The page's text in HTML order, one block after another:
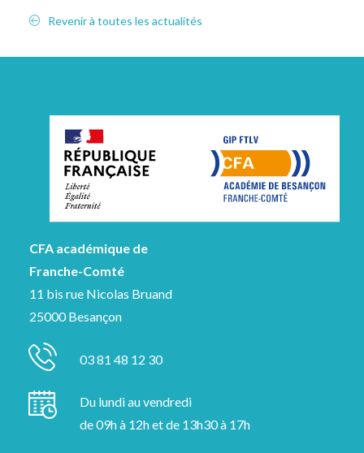
Revenir à toutes les actualités
CFA académique de
Franche-Comté
11 bis rue Nicolas Bruand
25000 Besançon
03 81 48 12 30
Du lundi au vendredi
de 09h à 12h et de 13h30 à 17h